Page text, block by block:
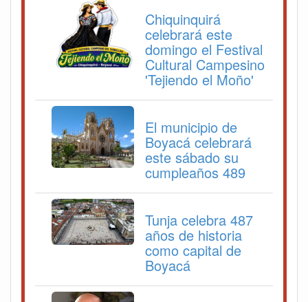
Chiquinquirá
celebrará este
domingo el Festival
Cultural Campesino
'Tejiendo el Moño'
El municipio de
Boyacá celebrará
este sábado su
cumpleaños 489
Tunja celebra 487
años de historia
como capital de
Boyacá